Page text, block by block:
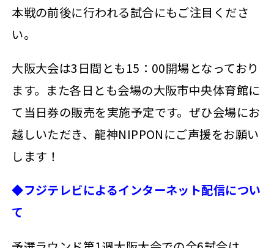
本戦の前後に行われる試合にもご注目くださ
い。
大阪大会は3日間とも15：00開場となっており
ます。また各日とも会場の大阪市中央体育館に
て当日券の販売を実施予定です。ぜひ会場にお
越しいただき、龍神NIPPONにご声援をお願い
します！
◆フジテレビによるインターネット配信につい
て